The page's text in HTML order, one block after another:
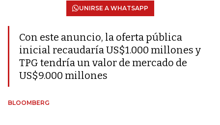
UNIRSE A WHATSAPP
Con este anuncio, la oferta pública
inicial recaudaría US$1.000 millones y
TPG tendría un valor de mercado de
US$9.000 millones
BLOOMBERG